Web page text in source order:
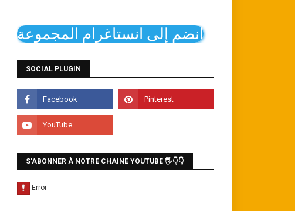
انضم إلى انستاغرام المجموعة
SOCIAL PLUGIN
S'ABONNER À NOTRE CHAINE YOUTUBE 🖐👇👇